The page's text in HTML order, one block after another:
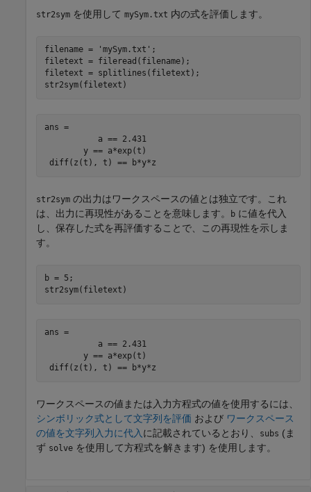
str2sym を使用して mySym.txt 内の式を評価します。
filename = 'mySym.txt' ;
filetext = fileread(filename);
filetext = splitlines(filetext);
str2sym(filetext)
ans =
           a == 2.431
        y == a*exp(t)
diff(z(t), t) == b*y*z
str2sym の出力はワークスペースの値とは独立です。これ
は、出力に再現性があることを意味します。
b に値を代入
し、保存した式を再評価することで、この再現性を示しま
す。
b = 5;
str2sym(filetext)
ans =
           a == 2.431
        y == a*exp(t)
diff(z(t), t) == b*y*z
ワークスペースの値または入力方程式の値を使用するには、
シンボリック式として文字列を評価 および ワークスペース
の値を文字列入力に代入 に記載されているとおり、 subs (ま
ず solve を使用して方程式を解きます) を使用します。